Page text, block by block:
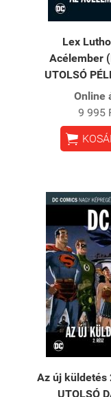
Lex
Acélember
UTOLSÓ
Online
9 995

Az új küldetés
UTOLSÓ